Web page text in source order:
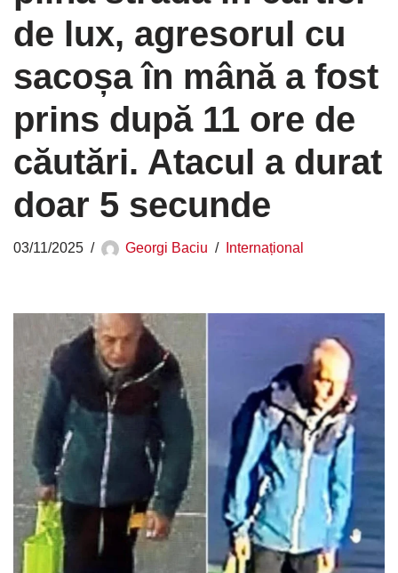
de lux, agresorul cu
sacoșa în mână a fost
prins după 11 ore de
căutări. Atacul a durat
doar 5 secunde
03/11/2025 Georgi Baciu Internațional